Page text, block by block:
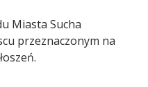
Miasta Sucha
przeznaczonym na